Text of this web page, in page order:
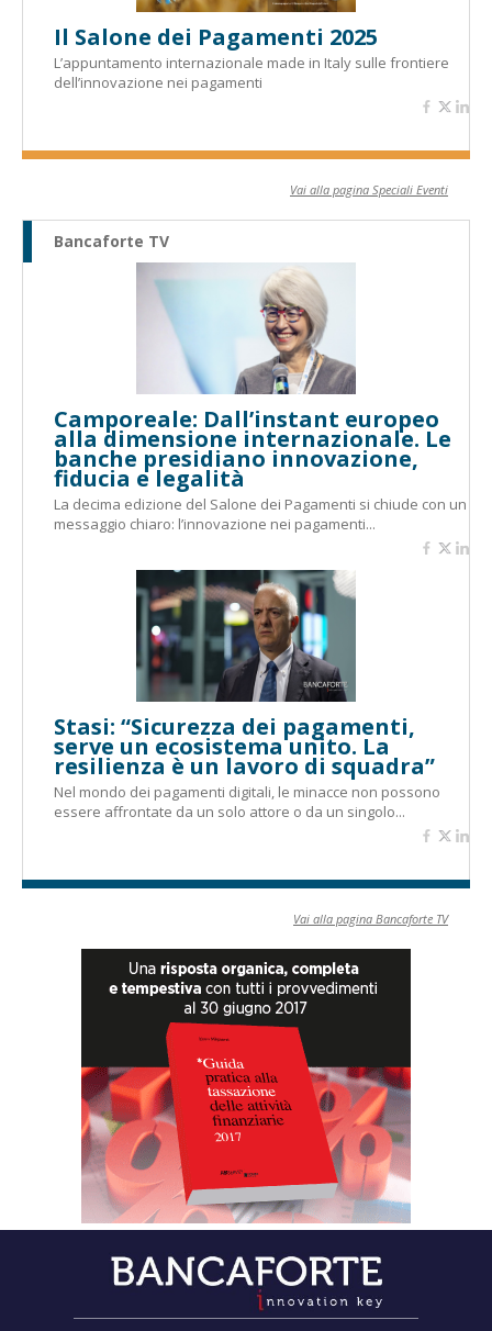
Il Salone dei Pagamenti 2025
L’appuntamento internazionale made in Italy sulle frontiere
dell’innovazione nei pagamenti
Vai alla pagina Speciali Eventi
Bancaforte TV
Camporeale: Dall’instant europeo
alla dimensione internazionale. Le
banche presidiano innovazione,
fiducia e legalità
La decima edizione del Salone dei Pagamenti si chiude con un
messaggio chiaro: l’innovazione nei pagamenti...
Stasi: “Sicurezza dei pagamenti,
serve un ecosistema unito. La
resilienza è un lavoro di squadra”
Nel mondo dei pagamenti digitali, le minacce non possono
essere affrontate da un solo attore o da un singolo...
Vai alla pagina Bancaforte TV